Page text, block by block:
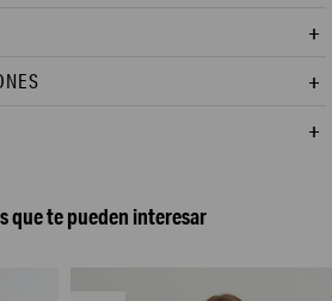
que te pueden interesar